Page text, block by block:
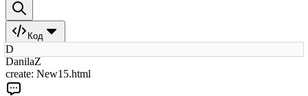
Код
D
DanilaZ
create: New15.html